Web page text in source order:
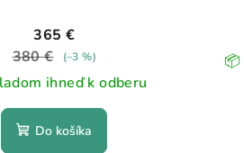
365 €
380 €
(–3 %)
ihneď k odberu
Do košíka
📦